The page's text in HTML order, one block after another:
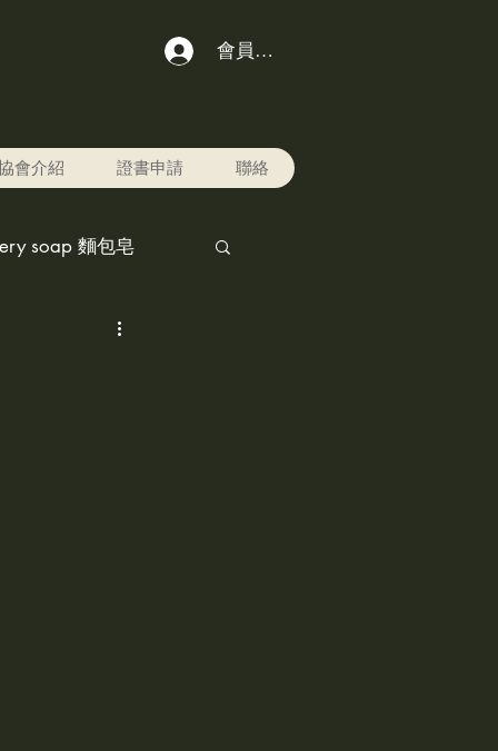
會員登入
會介紹 證書申請 聯絡
soap 麵包皂
ink,酒精水墨畫